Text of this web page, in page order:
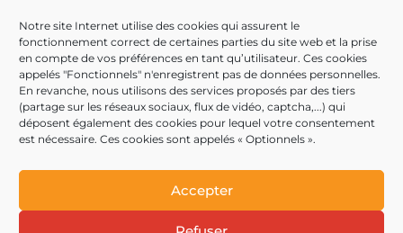
Notre site Internet utilise des cookies qui assurent le
fonctionnement correct de certaines parties du site web et la prise
en compte de vos préférences en tant qu’utilisateur. Ces cookies
appelés "Fonctionnels" n'enregistrent pas de données personnelles.
En revanche, nous utilisons des services proposés par des tiers
(partage sur les réseaux sociaux, flux de vidéo, captcha,...) qui
déposent également des cookies pour lequel votre consentement
est nécessaire. Ces cookies sont appelés « Optionnels ».
Accepter
Partenaires